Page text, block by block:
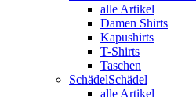
alle Artikel
Damen Shirts
Kapushirts
T-Shirts
Taschen
SchädelSchädel
alle Artikel